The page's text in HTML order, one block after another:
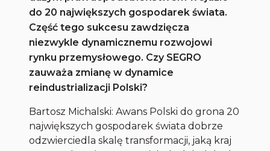
do 20 największych gospodarek świata.
Część tego sukcesu zawdzięcza
niezwykle dynamicznemu rozwojowi
rynku przemysłowego. Czy SEGRO
zauważa zmianę w dynamice
reindustrializacji Polski?
Bartosz Michalski: Awans Polski do grona 20
największych gospodarek świata dobrze
odzwierciedla skalę transformacji, jaką kraj